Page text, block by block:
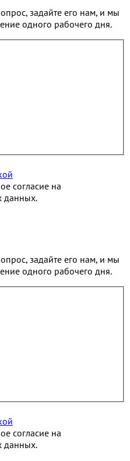
задайте его нам, и мы
одного рабочего дня.
согласие на
данных.
задайте его нам, и мы
одного рабочего дня.
согласие на
данных.